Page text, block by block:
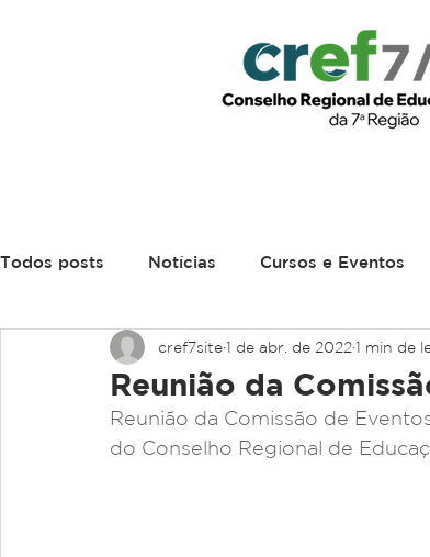
Todos posts Notícias Cursos e Eventos
Reunião da
cref7site1 de abr. de 20221 min de
Reunião da Comissão de
do Conselho Regional de